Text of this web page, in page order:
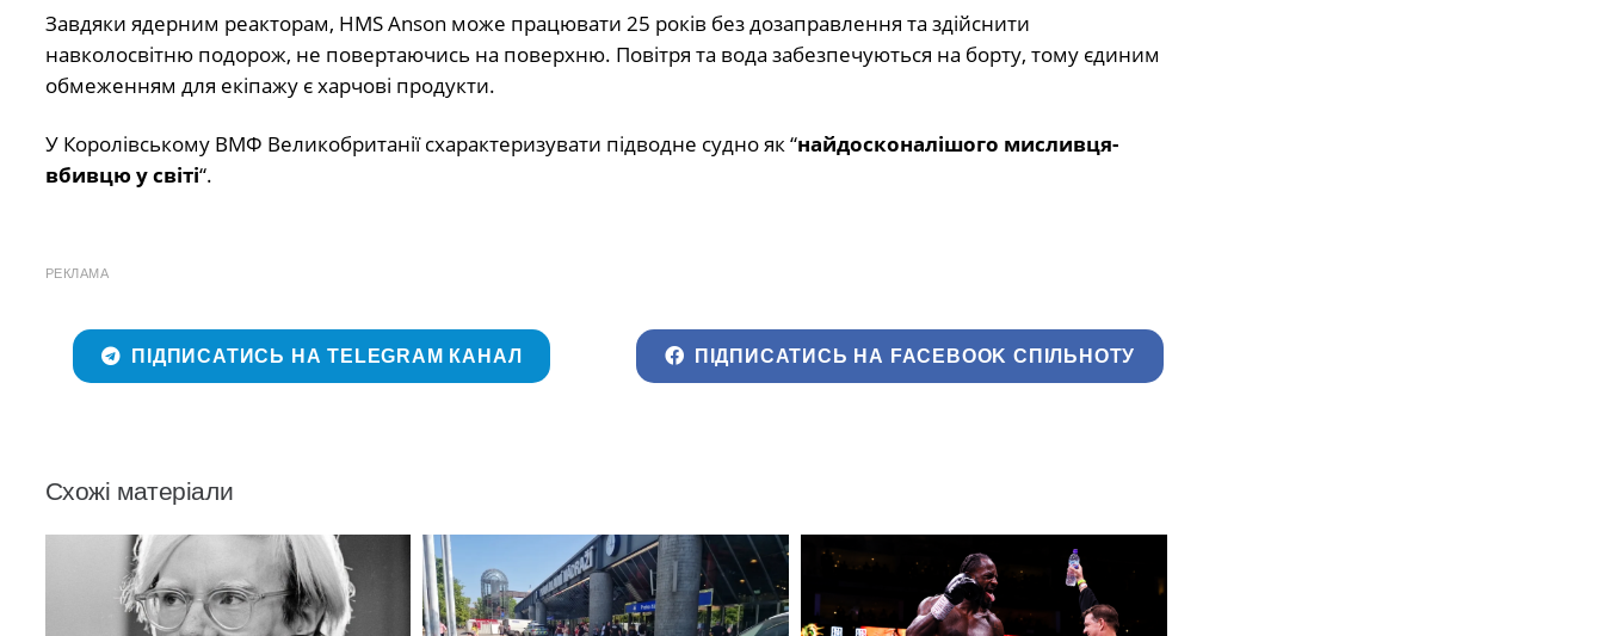
Завдяки ядерним реакторам, HMS Anson може працювати 25 років без дозаправлення та здійснити
навколосвітню подорож, не повертаючись на поверхню. Повітря та вода забезпечуються на борту, тому єдиним
обмеженням для екіпажу є харчові продукти.
У Королівському ВМФ Великобританії схарактеризувати підводне судно як “найдосконалішого мисливця-
вбивцю у світі“.
РЕКЛАМА
ПІДПИСАТИСЬ НА TELEGRAM КАНАЛ ПІДПИСАТИСЬ НА FACEBOOK СПІЛЬНОТУ
Схожі матеріали